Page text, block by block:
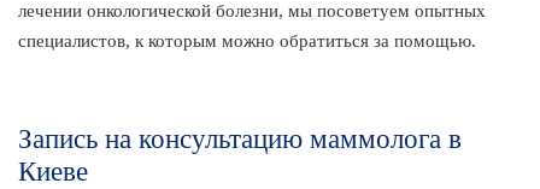
лечении онкологической болезни, мы посоветуем опытных
специалистов, к которым можно обратиться за помощью.
Запись на консультацию маммолога в
Киеве